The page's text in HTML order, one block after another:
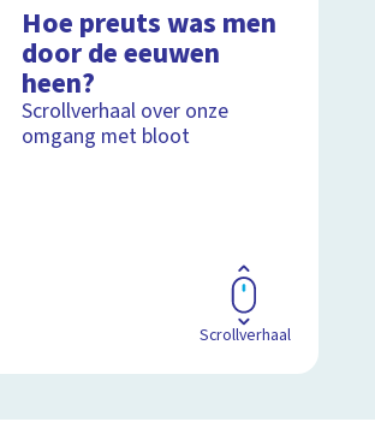
Hoe preuts was men
door de eeuwen
heen?
Scrollverhaal over onze
omgang met bloot
Scrollverhaal